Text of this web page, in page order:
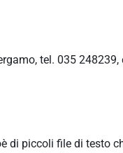
tel. 035
piccoli file di testo